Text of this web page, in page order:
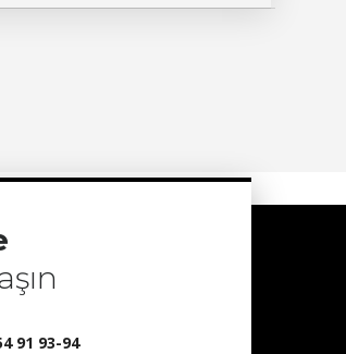
91 93-94